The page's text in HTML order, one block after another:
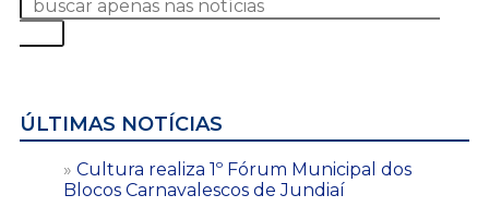
ÚLTIMAS NOTÍCIAS
Cultura realiza 1º Fórum Municipal dos
Blocos Carnavalescos de Jundiaí